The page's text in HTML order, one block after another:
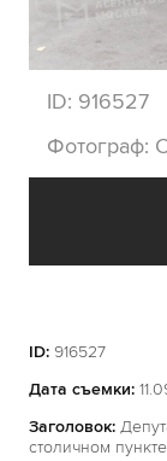
ID: 916527
Фотограф:
ID: 916527
Дата съемки:
Заголовок:
столичном